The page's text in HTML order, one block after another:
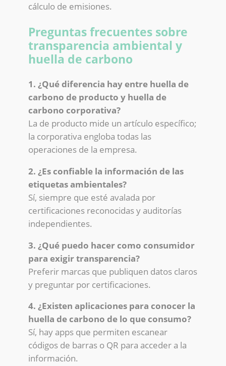
cálculo de emisiones.
Preguntas frecuentes sobre
transparencia ambiental y
huella de carbono
1. ¿Qué diferencia hay entre huella de
carbono de producto y huella de
carbono corporativa?
La de producto mide un artículo específico;
la corporativa engloba todas las
operaciones de la empresa.
2. ¿Es confiable la información de las
etiquetas ambientales?
Sí, siempre que esté avalada por
certificaciones reconocidas y auditorías
independientes.
3. ¿Qué puedo hacer como consumidor
para exigir transparencia?
Preferir marcas que publiquen datos claros
y preguntar por certificaciones.
4. ¿Existen aplicaciones para conocer la
huella de carbono de lo que consumo?
Sí, hay apps que permiten escanear
códigos de barras o QR para acceder a la
información.